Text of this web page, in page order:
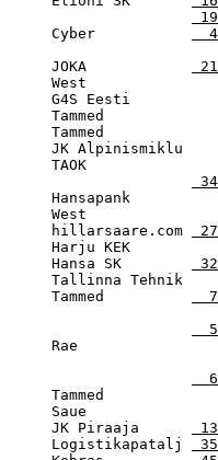
Arund
19
Cyber
  4
JOKA
21
Zahkna
34
hillarsaare.com
27
Hansa SK
32
Tammed
  7
Kaldma
  5
Pahapill
  6
JK Piraaja
13
Logistikapatalj
35